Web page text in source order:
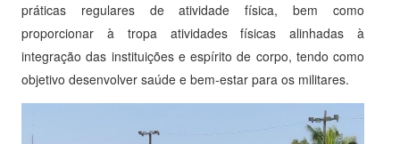
práticas regulares de atividade física, bem como
proporcionar à tropa atividades físicas alinhadas à
integração das instituições e espírito de corpo, tendo como
objetivo desenvolver saúde e bem-estar para os militares.